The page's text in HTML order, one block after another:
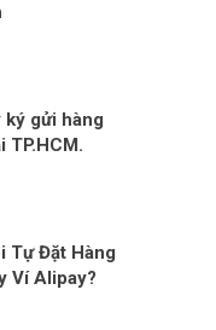
ký gửi hàng
TP.HCM.
Tự Đặt Hàng
Ví Alipay?